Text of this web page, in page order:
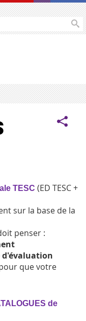
TESC (ED TESC +
sur la base de la
penser :
que votre
de